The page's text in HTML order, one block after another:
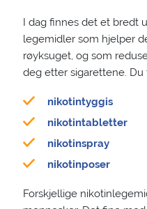
I dag finnes det et bredt
legemidler som hjelper
røyksuget, og som
deg etter sigarettene.
nikotintyggis
nikotintabletter
nikotinspray
nikotinposer
Forskjellige